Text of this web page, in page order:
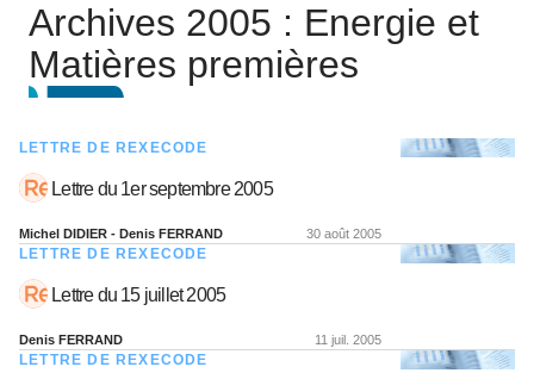
Archives 2005 : Energie et
Matières premières
LETTRE DE REXECODE
Lettre du 1er septembre 2005
Michel DIDIER - Denis FERRAND 30 août 2005
LETTRE DE REXECODE
Lettre du 15 juillet 2005
Denis FERRAND 11 juil. 2005
LETTRE DE REXECODE